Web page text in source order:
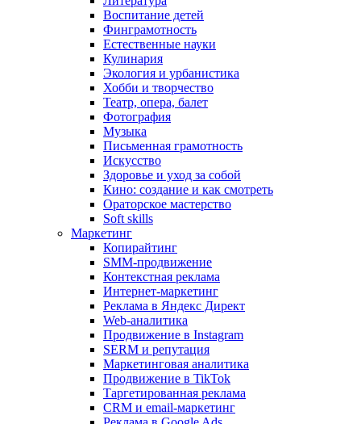
Воспитание детей
Финграмотность
Естественные науки
Кулинария
Экология и урбанистика
Хобби и творчество
Театр, опера, балет
Фотография
Музыка
Письменная грамотность
Искусство
Здоровье и уход за собой
Кино: создание и как смотреть
Ораторское мастерство
Soft skills
Маркетинг
Копирайтинг
SMM-продвижение
Контекстная реклама
Интернет-маркетинг
Реклама в Яндекс Директ
Web-аналитика
Продвижение в Instagram
SERM и репутация
Маркетинговая аналитика
Продвижение в TikTok
Таргетированная реклама
CRM и email-маркетинг